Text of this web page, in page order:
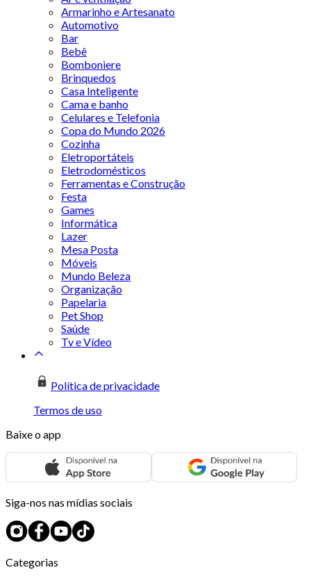
Armarinho e Artesanato
Automotivo
Bar
Bebê
Bomboniere
Brinquedos
Casa Inteligente
Cama e banho
Celulares e Telefonia
Copa do Mundo 2026
Cozinha
Eletroportáteis
Eletrodomésticos
Ferramentas e Construção
Festa
Games
Informática
Lazer
Mesa Posta
Móveis
Mundo Beleza
Organização
Papelaria
Pet Shop
Saúde
Tv e Vídeo
Política de privacidade
Termos de uso
Baixe o app
Siga-nos nas mídias sociais
Categorias